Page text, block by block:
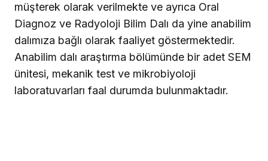
müşterek olarak verilmekte ve ayrıca Oral
Diagnoz ve Radyoloji Bilim Dalı da yine anabilim
dalımıza bağlı olarak faaliyet göstermektedir.
Anabilim dalı araştırma bölümünde bir adet SEM
ünitesi, mekanik test ve mikrobiyoloji
laboratuvarları faal durumda bulunmaktadır.